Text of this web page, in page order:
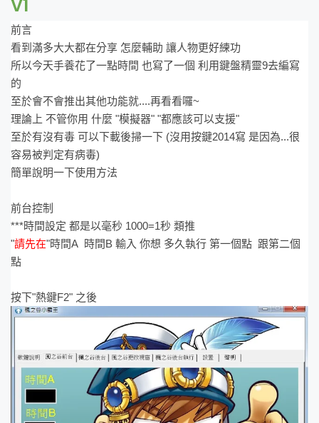
V1
前言
看到滿多大大都在分享 怎麼輔助 讓人物更好練功
所以今天手養花了一點時間 也寫了一個 利用鍵盤精靈9去編寫
的
至於會不會推出其他功能就....再看看囉~
理論上 不管你用 什麼 "模擬器" "都應該可以支援"
至於有沒有毒 可以下載後掃一下 (沒用按鍵2014寫 是因為...很
容易被判定有病毒)
簡單說明一下使用方法
前台控制
***時間設定 都是以毫秒 1000=1秒 類推
"請先在"時間A 時間B 輸入 你想 多久執行 第一個點 跟第二個
點
按下"熱鍵F2" 之後